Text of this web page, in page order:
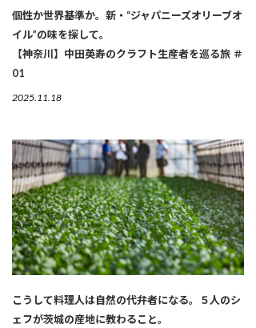
個性か世界基準か。新・“ジャパニーズオリーブオ
イル”の味を探して。
【神奈川】中田英寿のクラフト生産者を巡る旅 ＃
01
2025.11.18
こうして料理人は自然の代弁者になる。５人のシ
ェフが茨城の産地に教わること。